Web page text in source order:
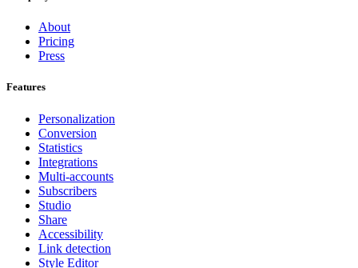
About
Pricing
Press
Features
Personalization
Conversion
Statistics
Integrations
Multi-accounts
Subscribers
Studio
Share
Accessibility
Link detection
Style Editor